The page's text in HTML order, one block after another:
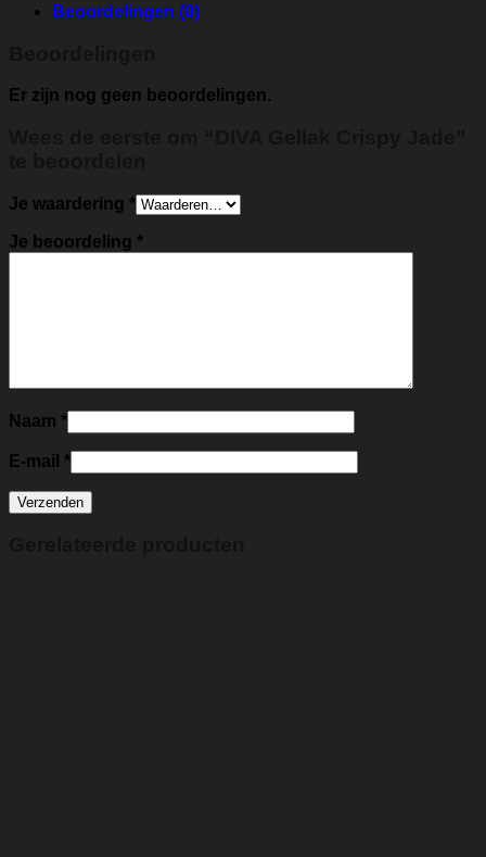
Beoordelingen (0)
Er zijn nog geen beoordelingen.
Je waardering *
Je beoordeling *
Naam *
E-mail *